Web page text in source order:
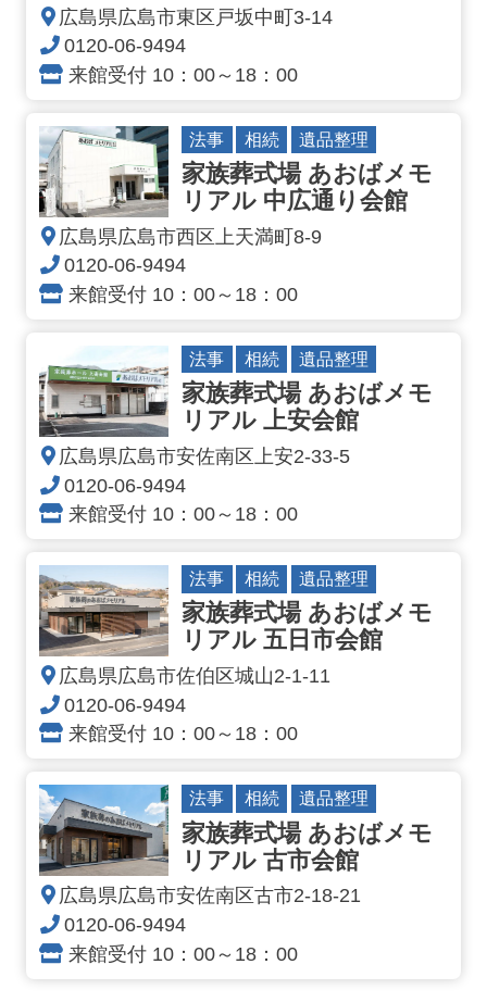
広島県広島市東区戸坂中町3-14
0120-06-9494
来館受付 10：00～18：00
法事 相続 遺品整理
家族葬式場 あおばメモ
リアル 中広通り会館
広島県広島市西区上天満町8-9
0120-06-9494
来館受付 10：00～18：00
法事 相続 遺品整理
家族葬式場 あおばメモ
リアル 上安会館
広島県広島市安佐南区上安2-33-5
0120-06-9494
来館受付 10：00～18：00
法事 相続 遺品整理
家族葬式場 あおばメモ
リアル 五日市会館
広島県広島市佐伯区城山2-1-11
0120-06-9494
来館受付 10：00～18：00
法事 相続 遺品整理
家族葬式場 あおばメモ
リアル 古市会館
広島県広島市安佐南区古市2-18-21
0120-06-9494
来館受付 10：00～18：00